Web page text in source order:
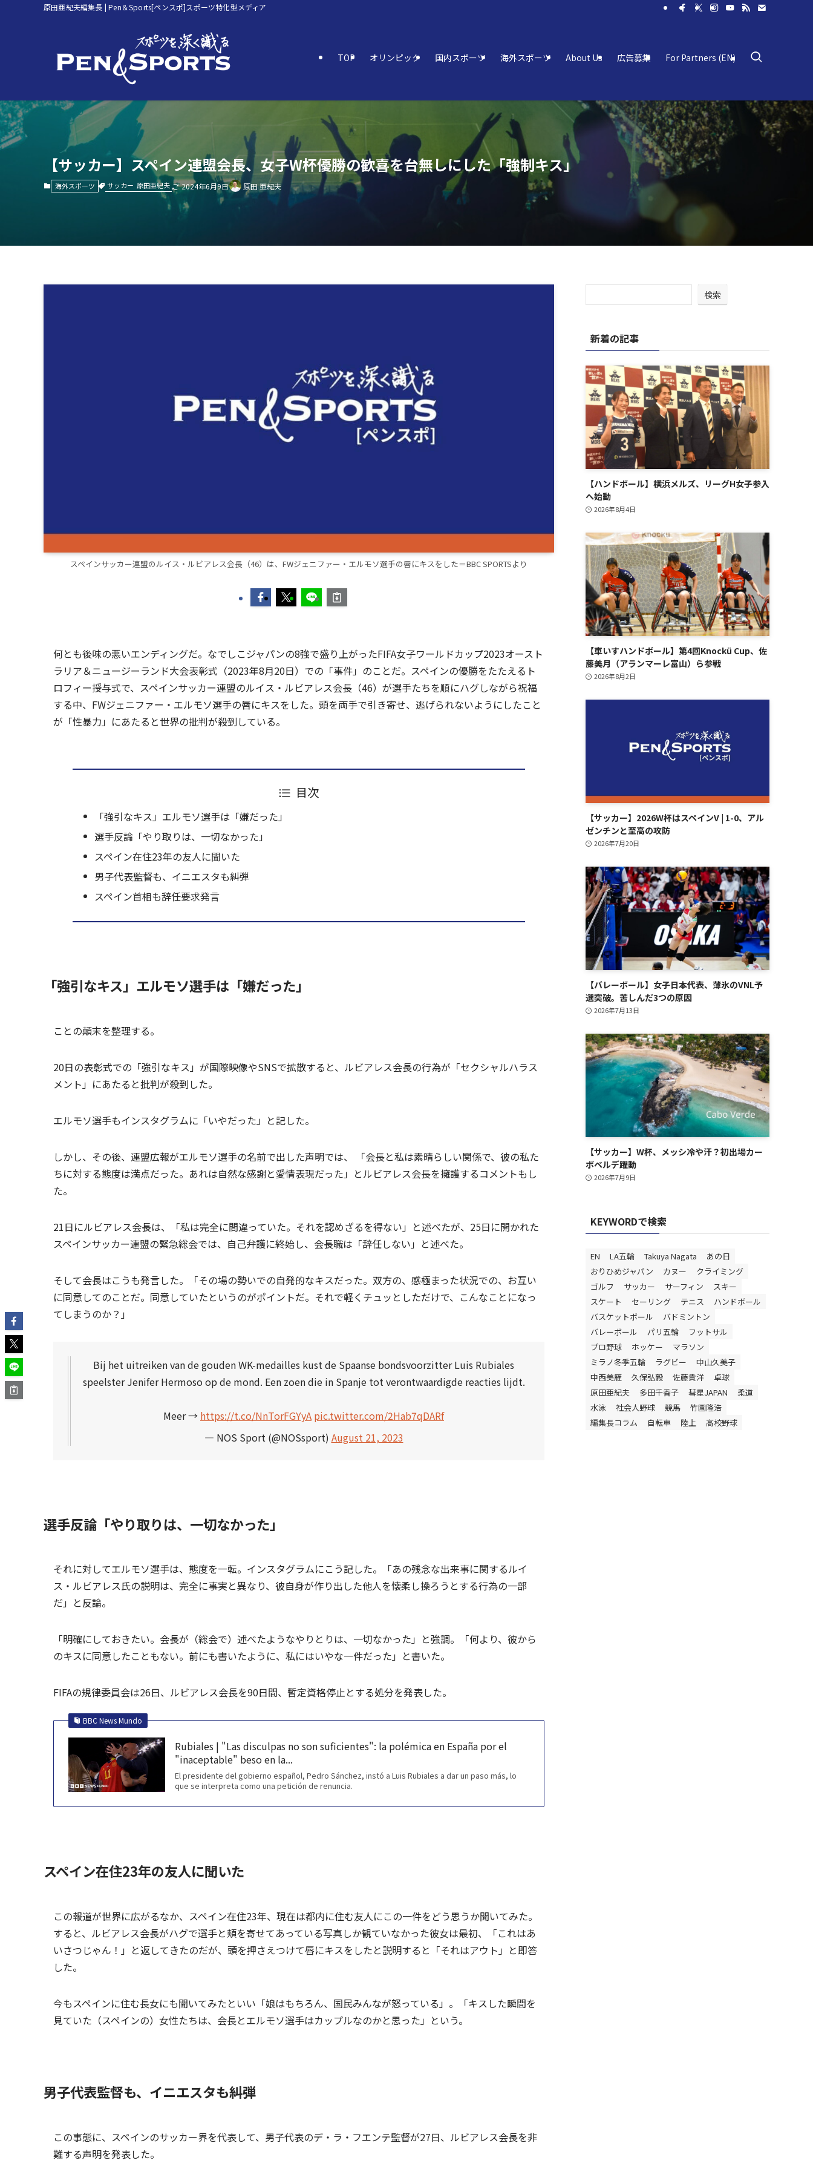
原田亜紀夫編集長 | Pen＆Sports[ペンスポ]スポーツ特化型メディア
TOP オリンピック 国内スポーツ 海外スポーツ About Us 広告募集 For Partners (EN)
【サッカー】スペイン連盟会長、女子W杯優勝の歓喜を台無しにした「強制キス」
海外スポーツ サッカー 原田亜紀夫 2024年6月9日 原田 亜紀夫
スペインサッカー連盟のルイス・ルビアレス会長（46）は、FWジェニファー・エルモソ選手の唇にキスをした＝BBC SPORTSより
何とも後味の悪いエンディングだ。なでしこジャパンの8強で盛り上がったFIFA女子ワールドカップ2023オースト
ラリア＆ニュージーランド大会表彰式（2023年8月20日）での「事件」のことだ。スペインの優勝をたたえるト
ロフィー授与式で、スペインサッカー連盟のルイス・ルビアレス会長（46）が選手たちを順にハグしながら祝福
する中、FWジェニファー・エルモソ選手の唇にキスをした。頭を両手で引き寄せ、逃げられないようにしたこと
が「性暴力」にあたると世界の批判が殺到している。
目次
「強引なキス」エルモソ選手は「嫌だった」
選手反論「やり取りは、一切なかった」
スペイン在住23年の友人に聞いた
男子代表監督も、イニエスタも糾弾
スペイン首相も辞任要求発言
「強引なキス」エルモソ選手は「嫌だった」
ことの顛末を整理する。
20日の表彰式での「強引なキス」が国際映像やSNSで拡散すると、ルビアレス会長の行為が「セクシャルハラス
メント」にあたると批判が殺到した。
エルモソ選手もインスタグラムに「いやだった」と記した。
しかし、その後、連盟広報がエルモソ選手の名前で出した声明では、 「会長と私は素晴らしい関係で、彼の私た
ちに対する態度は満点だった。あれは自然な感謝と愛情表現だった」とルビアレス会長を擁護するコメントもし
た。
21日にルビアレス会長は、「私は完全に間違っていた。それを認めざるを得ない」と述べたが、25日に開かれた
スペインサッカー連盟の緊急総会では、自己弁護に終始し、会長職は「辞任しない」と述べた。
そして会長はこうも発言した。「その場の勢いでの自発的なキスだった。双方の、感極まった状況での、お互い
に同意してのことだ。同意していたというのがポイントだ。それで軽くチュッとしただけで、こんなことになっ
てしまうのか？」
Bij het uitreiken van de gouden WK-medailles kust de Spaanse bondsvoorzitter Luis Rubiales
speelster Jenifer Hermoso op de mond. Een zoen die in Spanje tot verontwaardigde reacties lijdt.
Meer → https://t.co/NnTorFGYyA pic.twitter.com/2Hab7qDARf
— NOS Sport (@NOSsport) August 21, 2023
選手反論「やり取りは、一切なかった」
それに対してエルモソ選手は、態度を一転。インスタグラムにこう記した。「あの残念な出来事に関するルイ
ス・ルビアレス氏の説明は、完全に事実と異なり、彼自身が作り出した他人を懐柔し操ろうとする行為の一部
だ」と反論。
「明確にしておきたい。会長が（総会で）述べたようなやりとりは、一切なかった」と強調。「何より、彼から
のキスに同意したこともない。前にも書いたように、私にはいやな一件だった」と書いた。
FIFAの規律委員会は26日、ルビアレス会長を90日間、暫定資格停止とする処分を発表した。
BBC News Mundo
Rubiales | "Las disculpas no son suficientes": la polémica en España por el
"inaceptable" beso en la...
El presidente del gobierno español, Pedro Sánchez, instó a Luis Rubiales a dar un paso más, lo
que se interpreta como una petición de renuncia.
スペイン在住23年の友人に聞いた
この報道が世界に広がるなか、スペイン在住23年、現在は都内に住む友人にこの一件をどう思うか聞いてみた。
すると、ルビアレス会長がハグで選手と頬を寄せてあっている写真しか観ていなかった彼女は最初、「これはあ
いさつじゃん！」と返してきたのだが、頭を押さえつけて唇にキスをしたと説明すると「それはアウト」と即答
した。
今もスペインに住む長女にも聞いてみたといい「娘はもちろん、国民みんなが怒っている」。「キスした瞬間を
見ていた（スペインの）女性たちは、会長とエルモソ選手はカップルなのかと思った」という。
男子代表監督も、イニエスタも糾弾
この事態に、スペインのサッカー界を代表して、男子代表のデ・ラ・フエンテ監督が27日、ルビアレス会長を非
難する声明を発表した。
検索
新着の記事
【ハンドボール】横浜メルズ、リーグH女子参入
へ始動
2026年8月4日
【車いすハンドボール】第4回Knockü Cup、佐
藤美月（アランマーレ富山）ら参戦
2026年8月2日
【サッカー】2026W杯はスペインV | 1-0、アル
ゼンチンと至高の攻防
2026年7月20日
【バレーボール】女子日本代表、薄氷のVNL予
選突破。苦しんだ3つの原因
2026年7月13日
【サッカー】W杯、メッシ冷や汗？初出場カー
ボベルデ躍動
2026年7月9日
KEYWORDで検索
EN LA五輪 Takuya Nagata
あの日
おりひめジャパン
カヌー
クライミング
ゴルフ
サッカー サーフィン
スキー
スケート
セーリング テニス
ハンドボール
バスケットボール
バドミントン
バレーボール
パリ五輪
フットサル
プロ野球
ホッケー
マラソン
ミラノ冬季五輪
ラグビー
中山久美子
中西美雁
久保弘毅 佐藤貴洋
卓球
原田亜紀夫
多田千香子 彗星JAPAN
柔道
水泳
社会人野球 競馬
竹園隆浩
編集長コラム
自転車 陸上 高校野球